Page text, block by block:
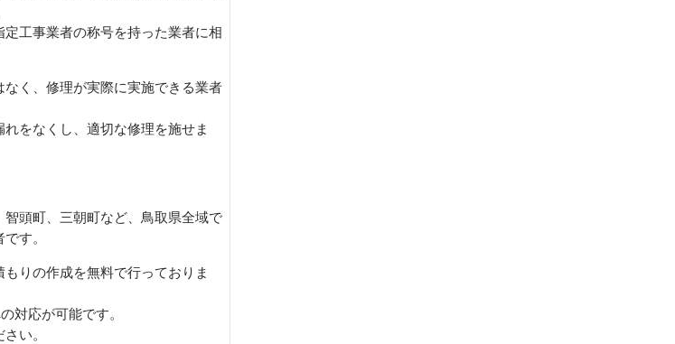
工事業者の称号を持った業者に相
く、修理が実際に実施できる業者
をなくし、適切な修理を施せま
頭町、三朝町など、鳥取県全域で
す。
りの作成を無料で行っておりま
対応が可能です。
い。